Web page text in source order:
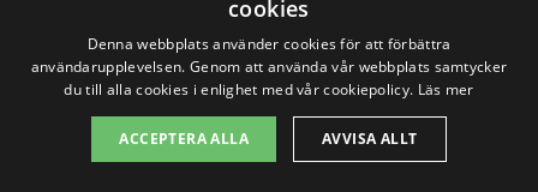
offert baserat på dina specifika behov.
Få 3 erbjudanden, gratis och utan
förpliktelser
cookies
Denna webbplats använder cookies för att förbättra
användarupplevelsen. Genom att använda vår webbplats samtycker
du till alla cookies i enlighet med vår cookiepolicy. Läs mer
ACCEPTERA ALLA AVVISA ALLT